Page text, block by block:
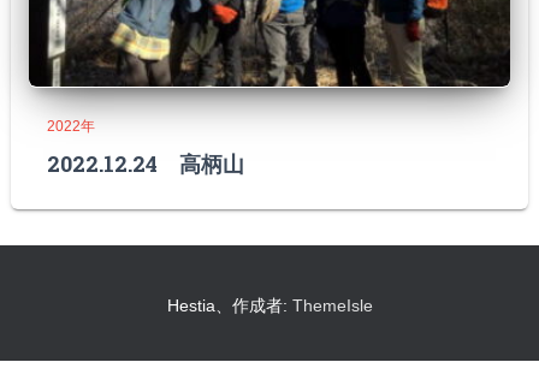
2022年
2022.12.24 高柄山
Hestia、作成者: ThemeIsle